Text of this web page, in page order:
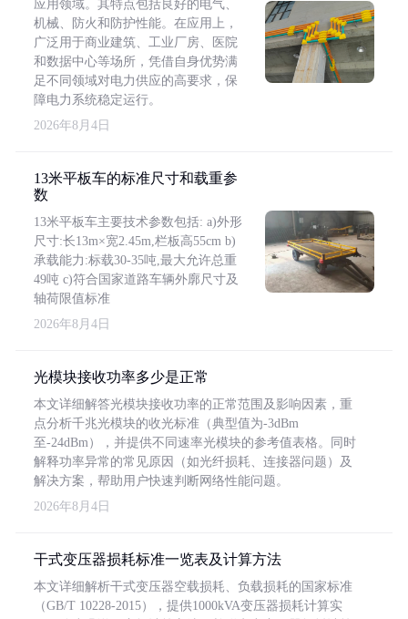
应用领域。其特点包括良好的电气、
机械、防火和防护性能。在应用上，
广泛用于商业建筑、工业厂房、医院
和数据中心等场所，凭借自身优势满
足不同领域对电力供应的高要求，保
障电力系统稳定运行。
2026年8月4日
13米平板车的标准尺寸和载重参
数
13米平板车主要技术参数包括: a)外形
尺寸:长13m×宽2.45m,栏板高55cm b)
承载能力:标载30-35吨,最大允许总重
49吨 c)符合国家道路车辆外廓尺寸及
轴荷限值标准
2026年8月4日
光模块接收功率多少是正常
本文详细解答光模块接收功率的正常范围及影响因素，重
点分析千兆光模块的收光标准（典型值为-3dBm
至-24dBm），并提供不同速率光模块的参考值表格。同时
解释功率异常的常见原因（如光纤损耗、连接器问题）及
解决方案，帮助用户快速判断网络性能问题。
2026年8月4日
干式变压器损耗标准一览表及计算方法
本文详细解析干式变压器空载损耗、负载损耗的国家标准
（GB/T 10228-2015），提供1000kVA变压器损耗计算实